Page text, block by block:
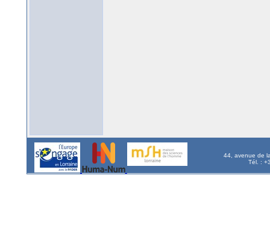
44, avenue de
Tél. :